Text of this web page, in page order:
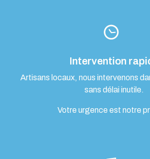
Intervention
Artisans locaux, nous intervenons
sans délai inutile.
Votre urgence est notre